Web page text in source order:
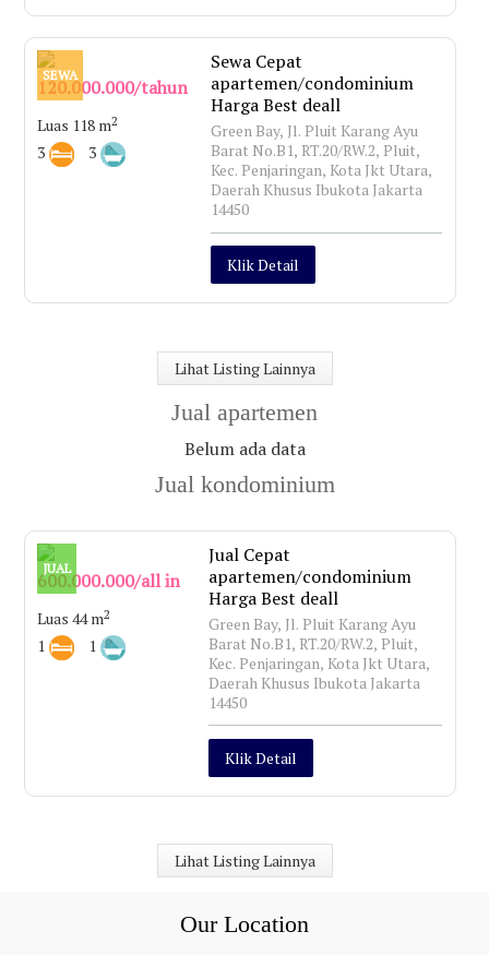
SEWA
120.000.000/tahun
Luas 118 m2
3 3
Sewa Cepat
apartemen/condominium
Harga Best deall
Green Bay, Jl. Pluit Karang Ayu
Barat No.B1, RT.20/RW.2, Pluit,
Kec. Penjaringan, Kota Jkt Utara,
Daerah Khusus Ibukota Jakarta
14450
Klik Detail
Lihat Listing Lainnya
Jual apartemen
Belum ada data
Jual kondominium
JUAL
600.000.000/all in
Luas 44 m2
1 1
Jual Cepat
apartemen/condominium
Harga Best deall
Green Bay, Jl. Pluit Karang Ayu
Barat No.B1, RT.20/RW.2, Pluit,
Kec. Penjaringan, Kota Jkt Utara,
Daerah Khusus Ibukota Jakarta
14450
Klik Detail
Lihat Listing Lainnya
Our Location